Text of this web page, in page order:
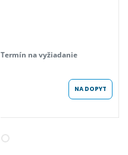
Termín na vyžiadanie
NA DOPYT